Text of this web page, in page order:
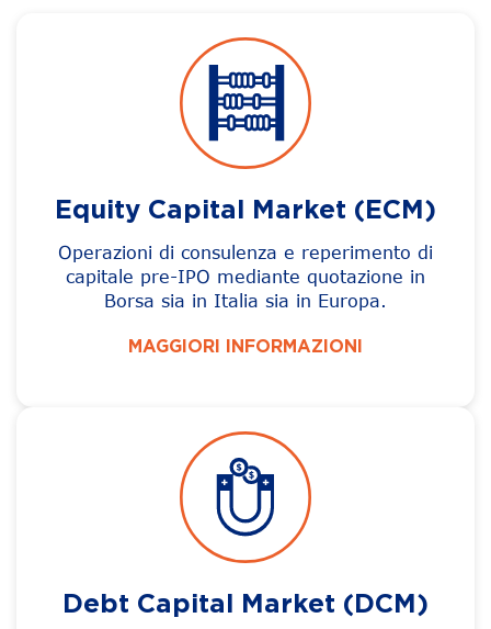
Equity Capital Market (ECM)
Operazioni di consulenza e reperimento di
capitale pre-IPO mediante quotazione in
Borsa sia in Italia sia in Europa.
MAGGIORI INFORMAZIONI
Debt Capital Market (DCM)